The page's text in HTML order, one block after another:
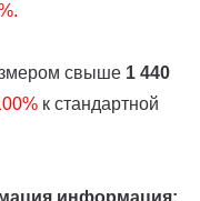
свыше 1 440
к стандартной
информация: